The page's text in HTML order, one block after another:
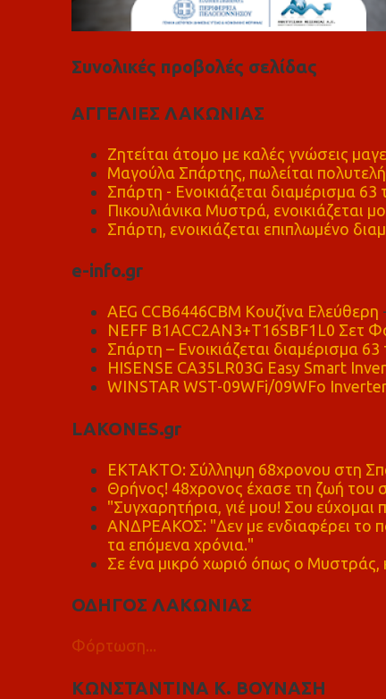
Συνολικές προβολές σελίδας
ΑΓΓΕΛΙΕΣ ΛΑΚΩΝΙΑΣ
Ζητείται άτομο με καλές γνώσεις
Μαγούλα Σπάρτης, πωλείται
Σπάρτη - Ενοικιάζεται διαμέρισμα 63
Πικουλιάνικα Μυστρά, ενοικιάζεται
Σπάρτη, ενοικιάζεται επιπλωμένο
e-info.gr
AEG CCB6446CBM Κουζίνα Ελεύθερη
NEFF B1ACC2AN3+T16SBF1L0 Σετ
Σπάρτη – Ενοικιάζεται διαμέρισμα 63
HISENSE CA35LR03G Easy Smart
WINSTAR WST-09WFi/09WFo Inverter
LAKONES.gr
ΕΚΤΑΚΤΟ: Σύλληψη 68χρονου στη
Θρήνος! 48χρονος έχασε τη ζωή
"Συγχαρητήρια, γιέ μου! Σου εύχομαι
ΑΝΔΡΕΑΚΟΣ: "Δεν με ενδιαφέρει το
τα επόμενα χρόνια."
Σε ένα μικρό χωριό όπως ο Μυστράς,
ΟΔΗΓΟΣ ΛΑΚΩΝΙΑΣ
Φόρτωση...
ΚΩΝΣΤΑΝΤΙΝΑ Κ. ΒΟΥΝΑΣΗ